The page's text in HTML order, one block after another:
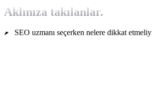
Aklınıza takılanlar.
SEO uzmanı seçerken nelere dikkat